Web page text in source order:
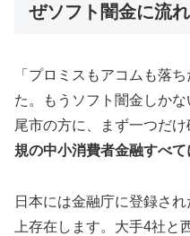
ぜソフト闇金に流
「プロミスもアコムも落
た。もうソフト闇金しか
尾市の方に、まず一つだ
規の中小消費者金融すべ
日本には金融庁に登録さ
上存在します。大手4社